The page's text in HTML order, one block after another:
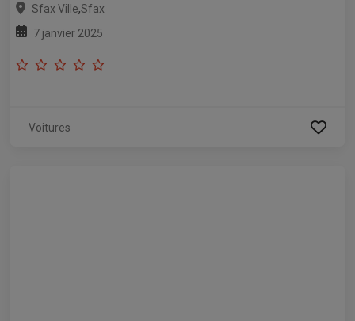
Sfax Ville,Sfax
7 janvier 2025
Voitures